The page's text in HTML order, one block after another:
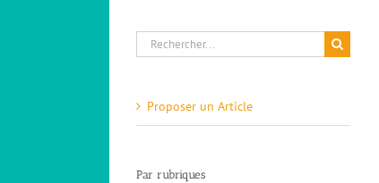
Rechercher:
Proposer un Article
Par rubriques